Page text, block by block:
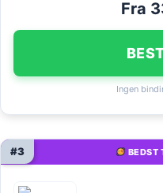
Fra
Ingen
BEDST
#3